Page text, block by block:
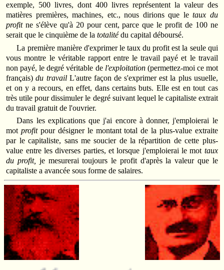
exemple, 500 livres, dont 400 livres représentent la valeur des
matières premières, machines, etc., nous dirions que letaux du
profitne s'élève qu'à 20 pour cent, parce que le profit de 100 ne
serait que le cinquième de latotalitédu capital déboursé.
La première manière d'exprimer le taux du profit est la seule qui
vous montre le véritable rapport entre le travail payé et le travail
non payé, le degré véritable de l'exploitation (permettez-moi ce mot
français)du travail L'autre façon de s'exprimer est la plus usuelle,
et on y a recours, en effet, dans certains buts. Elle est en tout cas
très utile pour dissimuler le degré suivant lequel le capitaliste extrait
du travail gratuit de l'ouvrier.
Dans les explications que j'ai encore à donner, j'emploierai le
motprofit pour désigner le montant total de la plus-value extraite
par le capitaliste, sans me soucier de la répartition de cette plus-
value entre les diverses parties, et lorsque j'emploierai le mot taux
du profit, je mesurerai toujours le profit d'après la valeur que le
capitaliste a avancée sous forme de salaires.